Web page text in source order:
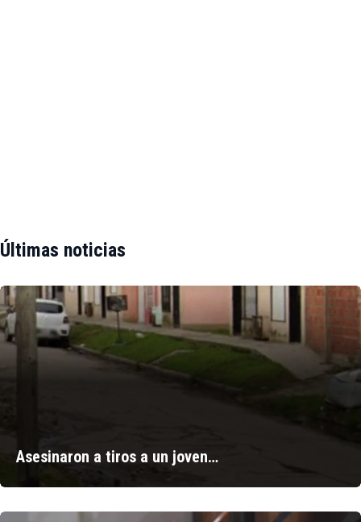
Últimas noticias
Asesinaron a tiros a un joven…